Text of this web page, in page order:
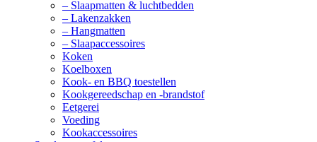
– Slaapmatten & luchtbedden
– Lakenzakken
– Hangmatten
– Slaapaccessoires
Koken
Koelboxen
Kook- en BBQ toestellen
Kookgereedschap en -brandstof
Eetgerei
Voeding
Kookaccessoires